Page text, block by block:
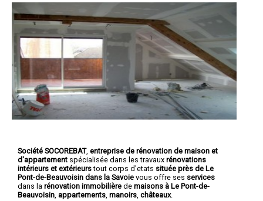
Société SOCOREBAT, entreprise de rénovation de maison et
d'appartement spécialisée dans les travaux rénovations
intérieurs et extérieurstout corps d'etats située près de Le
Pont-de-Beauvoisin dans la Savoie vous offre ses services
dans la rénovation immobilière de maisons à Le Pont-de-
Beauvoisin appartements manoirs châteaux.